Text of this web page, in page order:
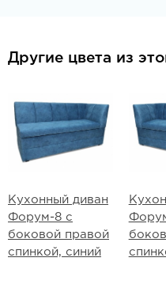
Другие цвета из
Кухонный диван
Форум-8 с
боковой правой
спинкой, синий